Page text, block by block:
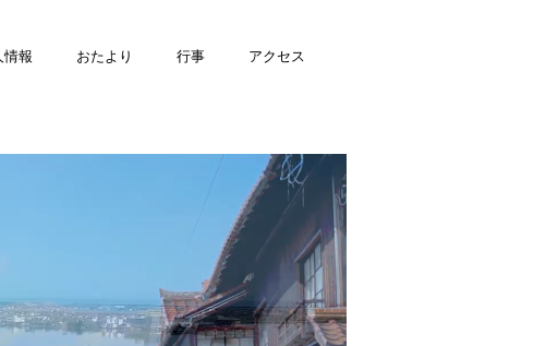
情報 おたより 行事 アクセス